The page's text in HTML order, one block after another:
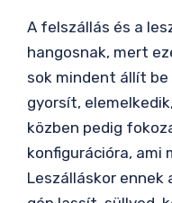
A felszállás és a
hangosnak, mert
sok mindent állít be
gyorsít,
közben pedig
konfigurációra, ami
Leszálláskor ennek